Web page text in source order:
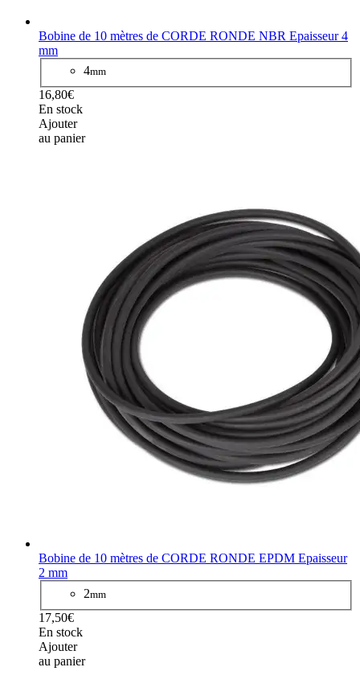
Bobine de 10 mètres de CORDE RONDE NBR Epaisseur 4
mm
4mm
16,80€
En stock
Ajouter
au panier
Bobine de 10 mètres de CORDE RONDE EPDM Epaisseur
2 mm
2mm
17,50€
En stock
Ajouter
au panier